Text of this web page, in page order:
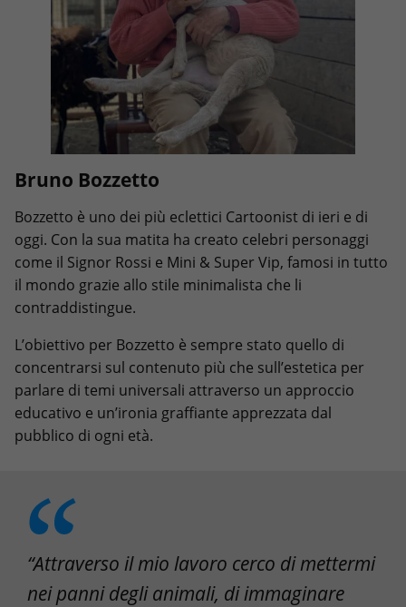
Bruno Bozzetto
Bozzetto è uno dei più eclettici Cartoonist di ieri e di
oggi. Con la sua matita ha creato celebri personaggi
come il Signor Rossi e Mini & Super Vip, famosi in tutto
il mondo grazie allo stile minimalista che li
contraddistingue.
L’obiettivo per Bozzetto è sempre stato quello di
concentrarsi sul contenuto più che sull’estetica per
parlare di temi universali attraverso un approccio
educativo e un’ironia graffiante apprezzata dal
pubblico di ogni età.
“Attraverso il mio lavoro cerco di mettermi
nei panni degli animali, di immaginare